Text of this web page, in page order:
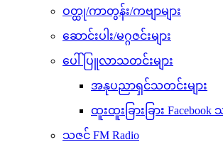
ဝတ္ထု/ကာတွန်း/ကဗျာများ
ဆောင်းပါး/မဂ္ဂဇင်းများ
ပေါ်ပြူလာသတင်းများ
အနုပညာရှင်သတင်းများ
ထူးထူးခြားခြား Facebook
သဇင် FM Radio